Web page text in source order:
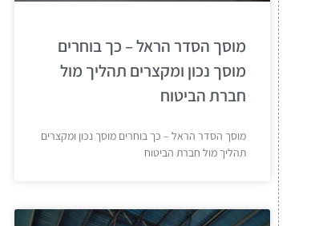
מוסך הסדר הראל – כך בוחרים
מוסך נכון ומקצרים תהליך מול
חברת הביטוח
מוסך הסדר הראל – כך בוחרים מוסך נכון ומקצרים
תהליך מול חברת הביטוח